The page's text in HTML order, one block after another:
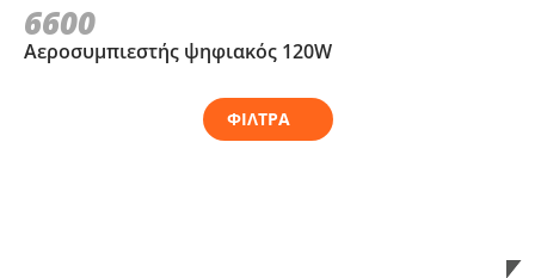
6600
Αεροσυμπιεστής ψηφιακός 120W
ΦΙΛΤΡΑ